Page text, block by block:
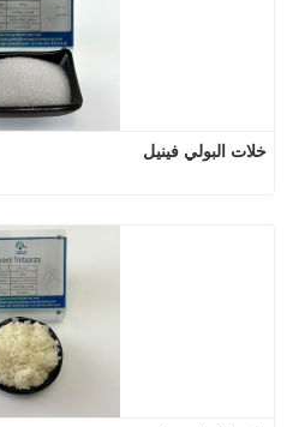
خلات البولي فينيل